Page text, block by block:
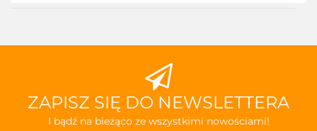
Do
ZAPISZ SIĘ DO NEWSLETTERA
I bądź na bieżąco ze wszystkimi nowościami!